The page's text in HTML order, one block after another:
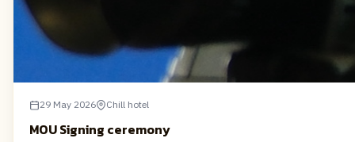
29 May 2026 Chill hotel
MOU Signing ceremony